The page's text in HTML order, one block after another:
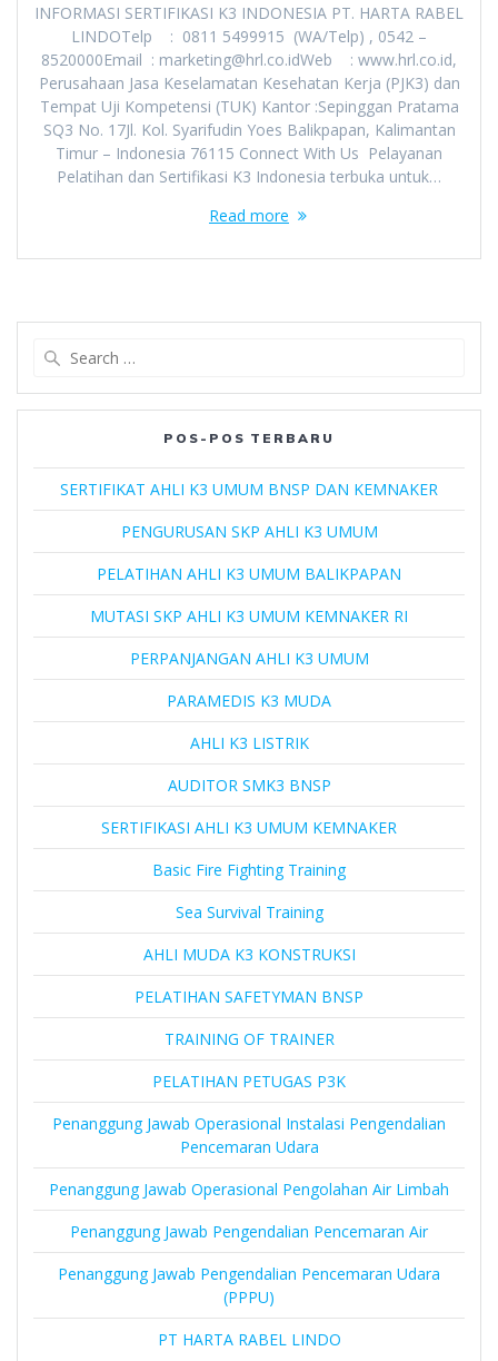
INFORMASI SERTIFIKASI K3 INDONESIA PT. HARTA RABEL
LINDOTelp : 0811 5499915 (WA/Telp) , 0542 –
8520000Email : marketing@hrl.co.idWeb : www.hrl.co.id,
Perusahaan Jasa Keselamatan Kesehatan Kerja (PJK3) dan
Tempat Uji Kompetensi (TUK) Kantor :Sepinggan Pratama
SQ3 No. 17Jl. Kol. Syarifudin Yoes Balikpapan, Kalimantan
Timur – Indonesia 76115 Connect With Us Pelayanan
Pelatihan dan Sertifikasi K3 Indonesia terbuka untuk…
Read more
POS-POS TERBARU
SERTIFIKAT AHLI K3 UMUM BNSP DAN KEMNAKER
PENGURUSAN SKP AHLI K3 UMUM
PELATIHAN AHLI K3 UMUM BALIKPAPAN
MUTASI SKP AHLI K3 UMUM KEMNAKER RI
PERPANJANGAN AHLI K3 UMUM
PARAMEDIS K3 MUDA
AHLI K3 LISTRIK
AUDITOR SMK3 BNSP
SERTIFIKASI AHLI K3 UMUM KEMNAKER
Basic Fire Fighting Training
Sea Survival Training
AHLI MUDA K3 KONSTRUKSI
PELATIHAN SAFETYMAN BNSP
TRAINING OF TRAINER
PELATIHAN PETUGAS P3K
Penanggung Jawab Operasional Instalasi Pengendalian
Pencemaran Udara
Penanggung Jawab Operasional Pengolahan Air Limbah
Penanggung Jawab Pengendalian Pencemaran Air
Penanggung Jawab Pengendalian Pencemaran Udara
(PPPU)
PT HARTA RABEL LINDO